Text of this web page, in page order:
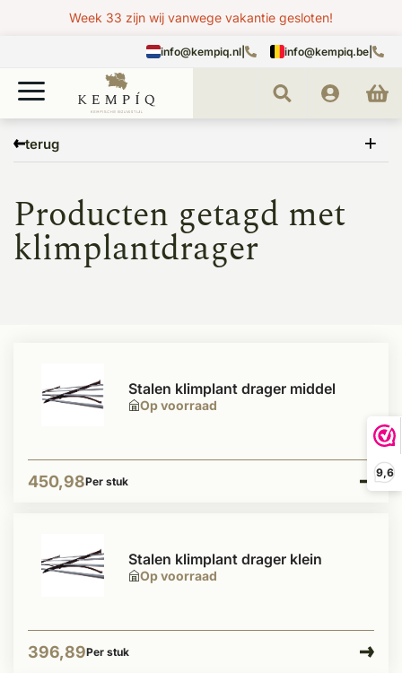
9,6
Week 33 zijn wij vanwege vakantie gesloten!
info@kempiq.nl info@kempiq.be
terug
klimplantdrager
Producten getagd met
klimplantdrager
Op voorraad
Stalen klimplant drager middel
450,98Per stuk
Op voorraad
Stalen klimplant drager klein
396,89Per stuk